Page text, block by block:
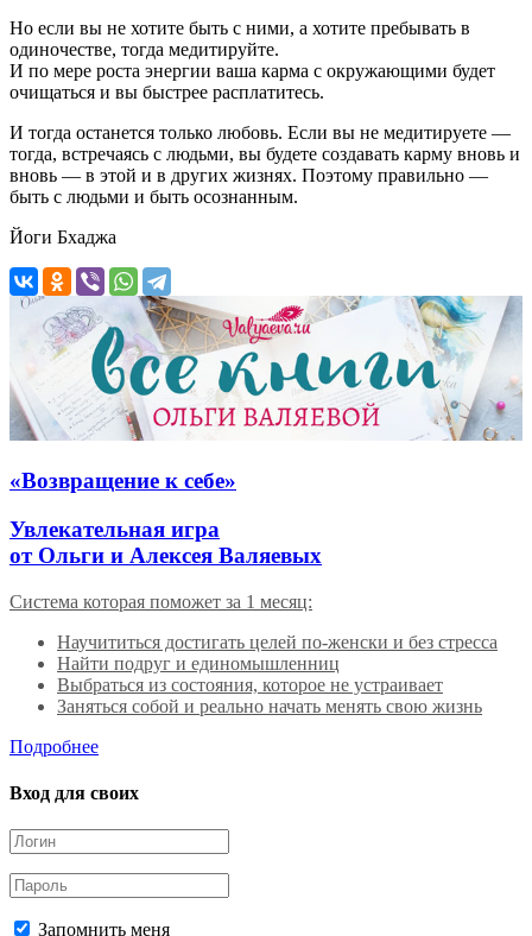
Но если вы не хотите быть с ними, а хотите пребывать в
одиночестве, тогда медитируйте.
И по мере роста энергии ваша карма с окружающими будет
очищаться и вы быстрее расплатитесь.
И тогда останется только любовь. Если вы не медитируете —
тогда, встречаясь с людьми, вы будете создавать карму вновь и
вновь — в этой и в других жизнях. Поэтому правильно —
быть с людьми и быть осознанным.
Йоги Бхаджа
«Возвращение к себе»
Увлекательная игра
от Ольги и Алексея Валяевых
Система которая поможет за 1 месяц:
Научититься достигать целей по-женски и без стресса
Найти подруг и единомышленниц
Выбраться из состояния, которое не устраивает
Заняться собой и реально начать менять свою жизнь
Подробнее
Вход для своих
Запомнить меня